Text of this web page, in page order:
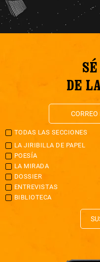
DE
TODAS LAS SECCIONES
LA JIRIBILLA DE PAPEL
POESÍA
LA MIRADA
DOSSIER
ENTREVISTAS
BIBLIOTECA